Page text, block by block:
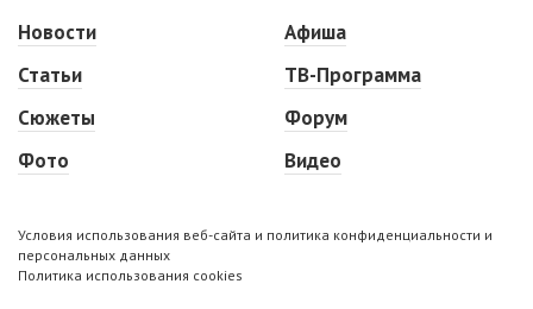
Новости
Статьи
Сюжеты
Фото
Афиша
ТВ-Программа
Форум
Видео
Условия использования веб-сайта и политика конфиденциальности и
персональных данных
Политика использования cookies